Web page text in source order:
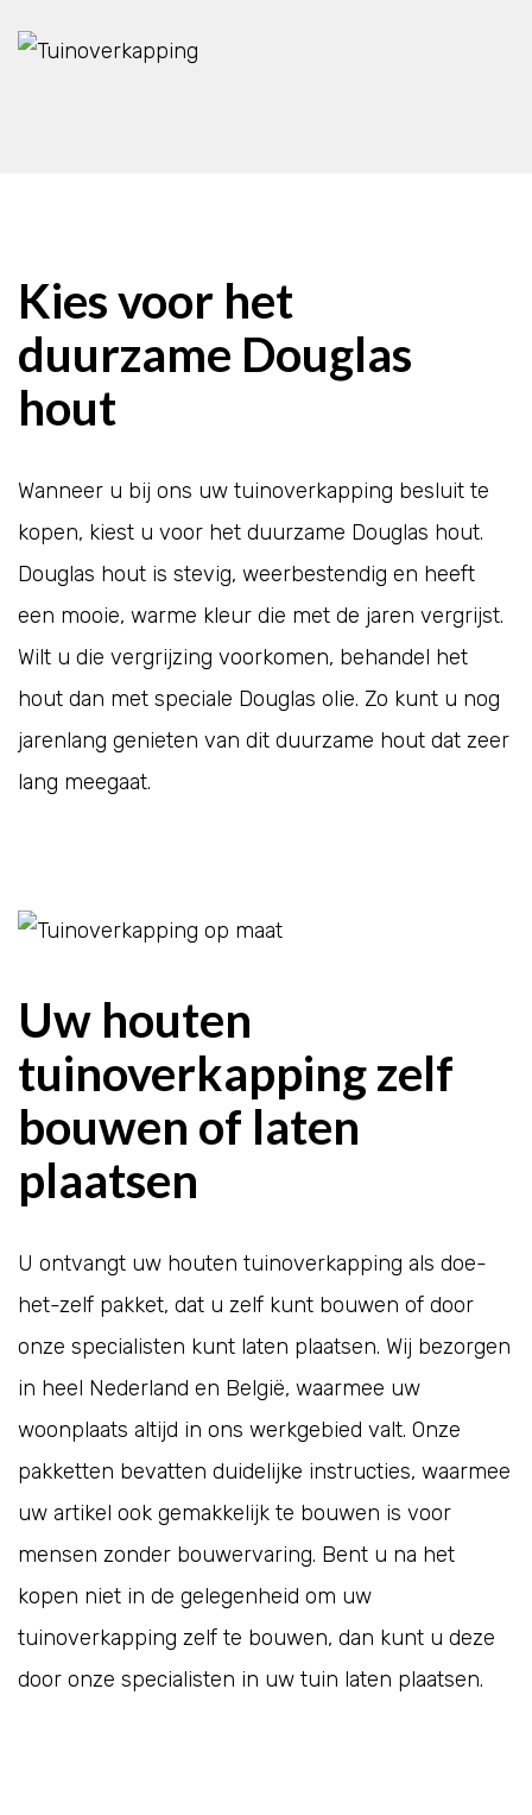
Kies voor het
duurzame Douglas
hout
Wanneer u bij ons uw tuinoverkapping besluit te
kopen, kiest u voor het duurzame Douglas hout.
Douglas hout is stevig, weerbestendig en heeft
een mooie, warme kleur die met de jaren vergrijst.
Wilt u die vergrijzing voorkomen, behandel het
hout dan met speciale Douglas olie. Zo kunt u nog
jarenlang genieten van dit duurzame hout dat zeer
lang meegaat.
Uw houten
tuinoverkapping zelf
bouwen of laten
plaatsen
U ontvangt uw houten tuinoverkapping als doe-
het-zelf pakket, dat u zelf kunt bouwen of door
onze specialisten kunt laten plaatsen. Wij bezorgen
in heel Nederland en België, waarmee uw
woonplaats altijd in ons werkgebied valt. Onze
pakketten bevatten duidelijke instructies, waarmee
uw artikel ook gemakkelijk te bouwen is voor
mensen zonder bouwervaring. Bent u na het
kopen niet in de gelegenheid om uw
tuinoverkapping zelf te bouwen, dan kunt u deze
door onze specialisten in uw tuin laten plaatsen.